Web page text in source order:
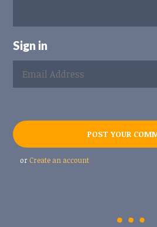
Sign in
or Create an account